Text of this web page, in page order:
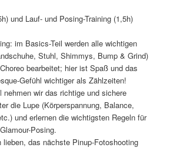
und Lauf- und Posing-Training (1,5h)
im Basics-Teil werden alle wichtigen
Stuhl, Shimmys, Bump & Grind)
bearbeitet; hier ist Spaß und das
Gefühl wichtiger als Zählzeiten!
nehmen wir das richtige und sichere
die Lupe (Körperspannung, Balance,
und erlernen die wichtigsten Regeln für
Posing.
lieben, das nächste Pinup-Fotoshooting